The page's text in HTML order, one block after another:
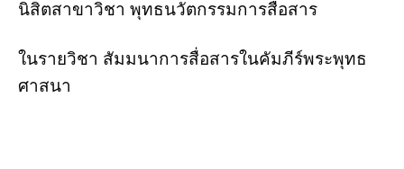
นิสิตสาขาวิชา พุทธนวัตกรรมการสื่อสาร
ในรายวิชา สัมมนาการสื่อสารในคัมภีร์พระพุทธ
ศาสนา